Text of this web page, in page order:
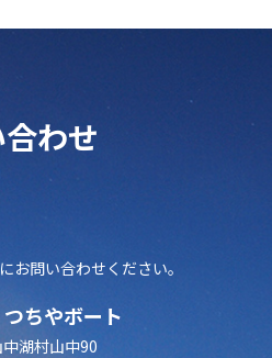
わせ
お問い合わせください。
ちやボート
湖村山中90